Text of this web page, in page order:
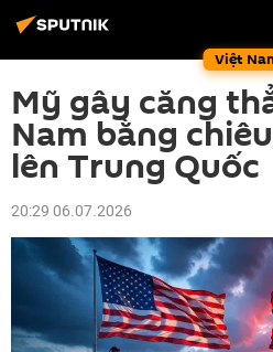
Việt
Mỹ gây căng
Nam bằng
lên Trung Quốc
20:29 06.07.2026